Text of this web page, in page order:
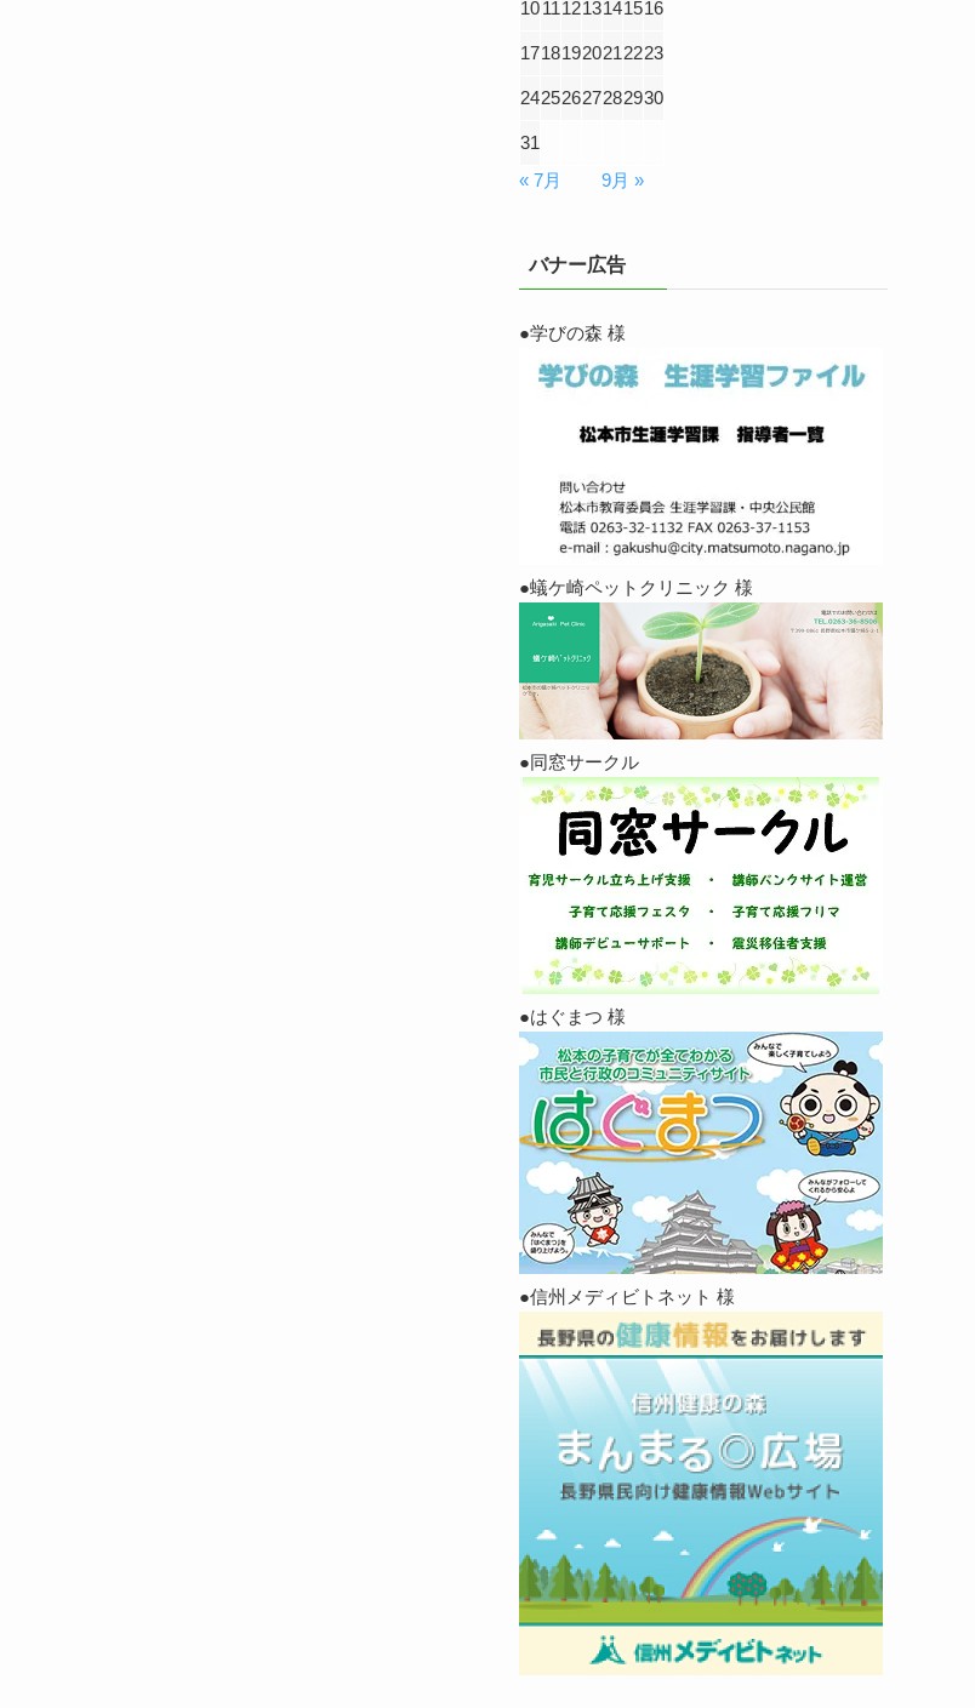
10111213141516
17181920212223
24252627282930
31
« 7月
9月 »
バナー広告
●学びの森 様
●蟻ケ崎ペットクリニック 様
●同窓サークル
●はぐまつ 様
●信州メディビトネット 様